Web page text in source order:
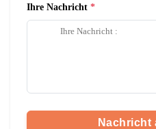
Ihre Nachricht
Nachricht